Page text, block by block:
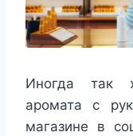
Иногда так
аромата с
магазине в